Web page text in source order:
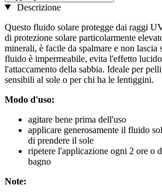
Descrizione
Questo fluido solare protegge dai raggi
di protezione solare particolarmente
minerali, è facile da spalmare e non lascia
fluido è impermeabile, evita l'effetto
l'attaccamento della sabbia. Ideale per
sensibili al sole o per chi ha le lentiggini.
Modo d'uso:
agitare bene prima dell'uso
applicare generosamente il fluido
di prendere il sole
ripetere l'applicazione ogni 2 ore o
bagno
Note: